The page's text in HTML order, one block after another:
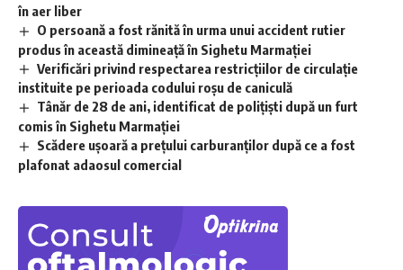
în aer liber
O persoană a fost rănită în urma unui accident rutier
produs în această dimineață în Sighetu Marmației
Verificări privind respectarea restricțiilor de circulație
instituite pe perioada codului roșu de caniculă
Tânăr de 28 de ani, identificat de polițiști după un furt
comis în Sighetu Marmației
Scădere ușoară a prețului carburanților după ce a fost
plafonat adaosul comercial